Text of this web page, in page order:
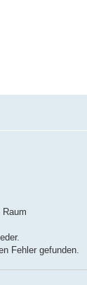
Fehler gefunden.